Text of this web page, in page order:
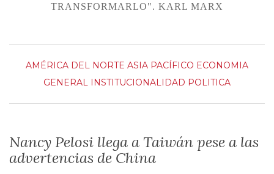
TRANSFORMARLO". KARL MARX
AMÉRICA DEL NORTE ASIA PACÍFICO ECONOMIA
GENERAL
INSTITUCIONALIDAD POLITICA
Nancy Pelosi llega a Taiwán pese a las
advertencias de China